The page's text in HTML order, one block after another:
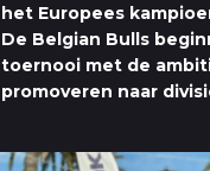
het Europees
De Belgian Bulls
toernooi met de
promoveren naar